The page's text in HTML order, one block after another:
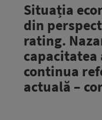
Situația
din
rating.
continua
actuală –